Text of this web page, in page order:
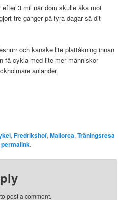
efter 3 mil när dom skulle åka mot
tre gånger på fyra dagar så dit
och kanske lite plattåkning innan
få cykla med lite mer människor
anländer.
,Fredrikshof,Mallorca,Träningsresa
permalink.
to post a comment.